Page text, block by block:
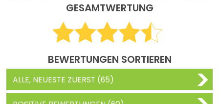
GESAMTWERTUNG
BEWERTUNGEN SORTIEREN
ALLE, NEUESTE ZUERST (65)